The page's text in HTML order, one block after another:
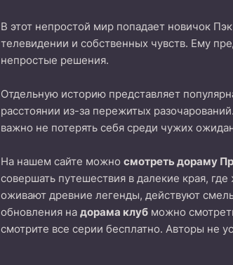
В этот непростой мир попадает новичок
телевидении и собственных чувств. Ему
непростые решения.
Отдельную историю представляет
расстоянии из-за пережитых
важно не потерять себя среди чужих
На нашем сайте можно смотреть дораму
совершать путешествия в далекие края,
оживают древние легенды, действуют
обновления на дорама клуб можно
смотрите все серии бесплатно. Авторы не